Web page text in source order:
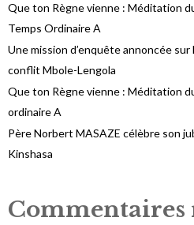
Que ton Règne vienne : Méditation
Temps Ordinaire A
Une mission d’enquête annoncée
conflit Mbole-Lengola
Que ton Règne vienne : Méditation
ordinaire A
Père Norbert MASAZE célèbre son
Kinshasa
Commentaires